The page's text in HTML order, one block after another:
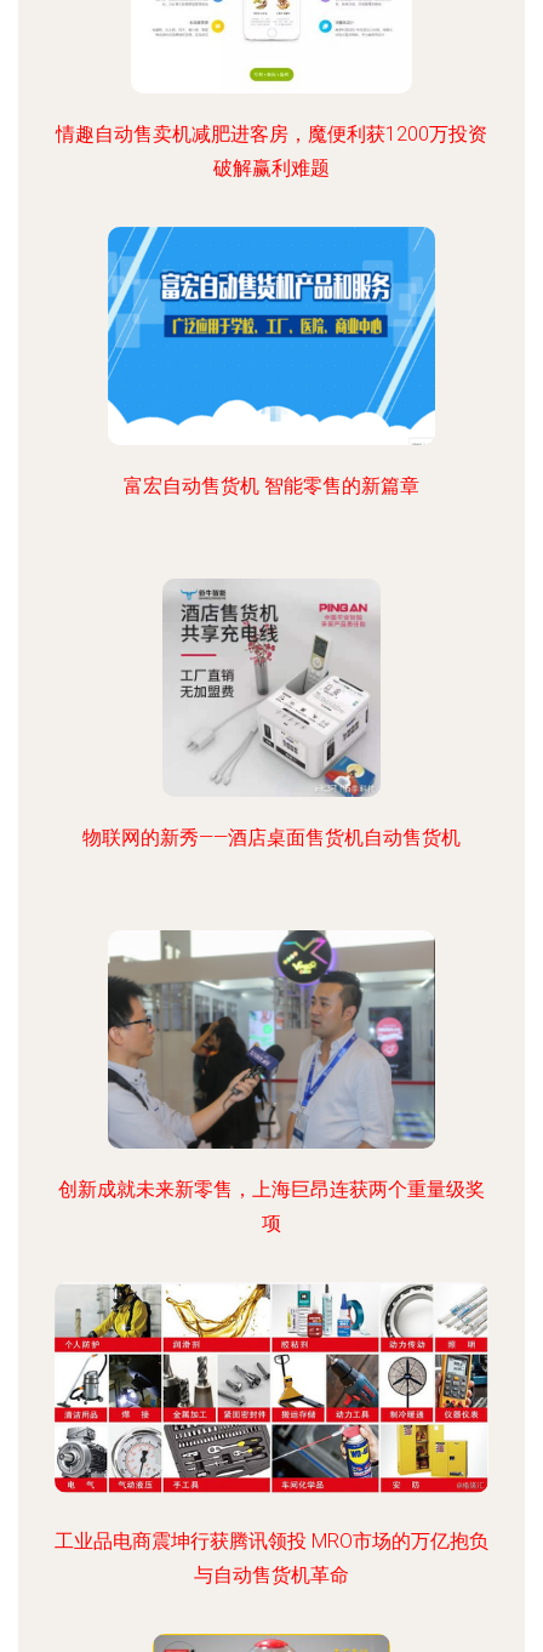
情趣自动售卖机减肥进客房，魔便利获1200万投资
破解赢利难题
富宏自动售货机 智能零售的新篇章
物联网的新秀——酒店桌面售货机自动售货机
创新成就未来新零售，上海巨昂连获两个重量级奖
项
工业品电商震坤行获腾讯领投 MRO市场的万亿抱负
与自动售货机革命